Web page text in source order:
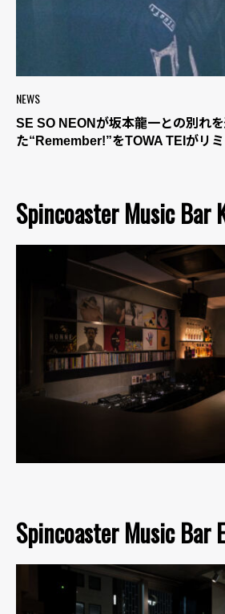
NEWS
SE SO NEONが坂本龍一との別れ
た“Remember!”をTOWA TEIがリ
Spincoaster Music Bar
Spincoaster Music Bar